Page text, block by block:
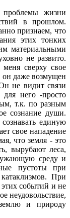
жизни
в прошлом.
признаем, что
этих тонких
материальными
не развито.
сверху свое
он даже возмущен
не видит связи
него -просто
т.к. по разным
сознание души.
единую
свое нападение
что земля - это
вырубают леса,
среду и
пустоты при
При
событий и не
неудовольствие,
и природу